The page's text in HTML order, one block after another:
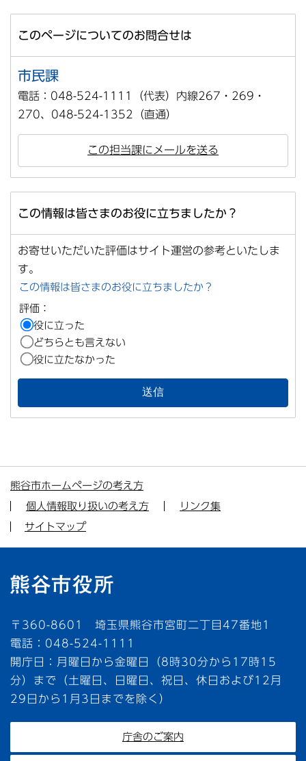
このページについてのお問合せは
市民課
電話：048-524-1111（代表）内線267・269・
270、048-524-1352（直通）
この担当課にメールを送る
この情報は皆さまのお役に立ちましたか？
お寄せいただいた評価はサイト運営の参考といたしま
す。
この情報は皆さまのお役に立ちましたか？
評価：
役に立った
どちらとも言えない
役に立たなかった
熊谷市ホームページの考え方
個人情報取り扱いの考え方
リンク集
サイトマップ
〒360-8601 埼玉県熊谷市宮町二丁目47番地1
電話：048-524-1111
開庁日：月曜日から金曜日（8時30分から17時15
分）まで（土曜日、日曜日、祝日、休日および12月
29日から1月3日までを除く）
庁舎のご案内